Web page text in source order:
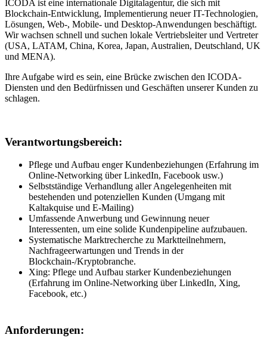
ICODA ist eine internationale Digitalagentur, die sich mit
Blockchain-Entwicklung, Implementierung neuer IT-Technologien,
Lösungen, Web-, Mobile- und Desktop-Anwendungen beschäftigt.
Wir wachsen schnell und suchen lokale Vertriebsleiter und Vertreter
(USA, LATAM, China, Korea, Japan, Australien, Deutschland, UK
und MENA).
Ihre Aufgabe wird es sein, eine Brücke zwischen den ICODA-
Diensten und den Bedürfnissen und Geschäften unserer Kunden zu
schlagen.
Verantwortungsbereich:
Pflege und Aufbau enger Kundenbeziehungen (Erfahrung im
Online-Networking über LinkedIn, Facebook usw.)
Selbstständige Verhandlung aller Angelegenheiten mit
bestehenden und potenziellen Kunden (Umgang mit
Kaltakquise und E-Mailing)
Umfassende Anwerbung und Gewinnung neuer
Interessenten, um eine solide Kundenpipeline aufzubauen.
Systematische Marktrecherche zu Marktteilnehmern,
Nachfrageerwartungen und Trends in der
Blockchain-/Kryptobranche.
Xing: Pflege und Aufbau starker Kundenbeziehungen
(Erfahrung im Online-Networking über LinkedIn, Xing,
Facebook, etc.)
Anforderungen: